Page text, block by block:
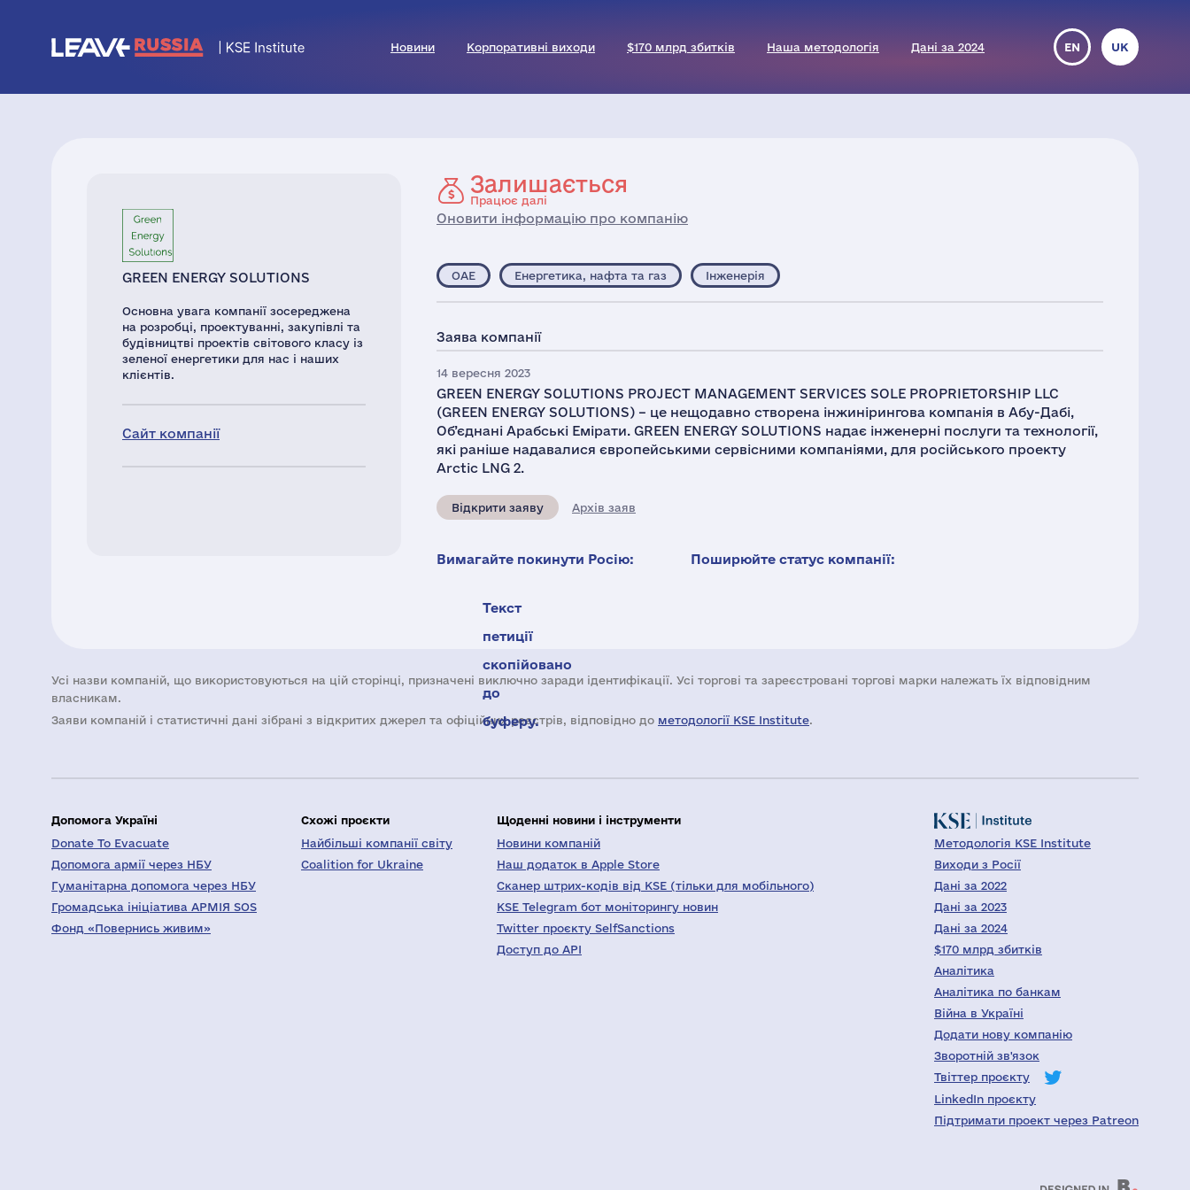
Новини Корпоративні виходи $170 млрд збитків Наша методологія Дані за 2024 EN UK
GREEN ENERGY SOLUTIONS
Основна увага компанії зосереджена
на розробці, проектуванні, закупівлі та
будівництві проектів світового класу із
зеленої енергетики для нас і наших
клієнтів.
Сайт компанії
Залишається
Працює далі
Оновити інформацію про компанію
ОАЕ Енергетика, нафта та газ Інженерія
Заява компанії
14 вересня 2023
GREEN ENERGY SOLUTIONS PROJECT MANAGEMENT SERVICES SOLE PROPRIETORSHIP LLC
(GREEN ENERGY SOLUTIONS) – це нещодавно створена інжинірингова компанія в Абу-Дабі,
Об’єднані Арабські Емірати. GREEN ENERGY SOLUTIONS надає інженерні послуги та технології,
які раніше надавалися європейськими сервісними компаніями, для російського проекту
Arctic LNG 2.
Відкрити заяву Архів заяв
Вимагайте покинути Росію:
Текст
петиції
скопійовано
до
буферу.
Поширюйте статус компанії:
Усі назви компаній, що використовуються на цій сторінці, призначені виключно заради ідентифікації. Усі торгові та зареєстровані торгові марки належать їх відповідним
власникам.
Заяви компаній i статистичні дані зібрані з відкритих джерел та офіційних реєстрів, відповідно до методології KSE Institute.
Допомога Україні
Donate To Evacuate
Допомога армії через НБУ
Гуманітарна допомога через НБУ
Громадська ініціатива АРМІЯ SOS
Фонд «Повернись живим»
Схожі проєкти
Найбільші компанії світу
Coalition for Ukraine
Щоденні новини і інструменти
Новини компаній
Наш додаток в Apple Store
Сканер штрих-кодів від KSE (тільки для мобільного)
KSE Telegram бот моніторингу новин
Twitter проєкту SelfSanctions
Доступ до API
Методологія KSE Institute
Виходи з Росії
Дані за 2022
Дані за 2023
Дані за 2024
$170 млрд збитків
Аналітика
Аналітика по банкам
Війна в Україні
Додати нову компанію
Зворотній зв'язок
Твіттер проєкту
LinkedIn проєкту
Підтримати проект через Patreon